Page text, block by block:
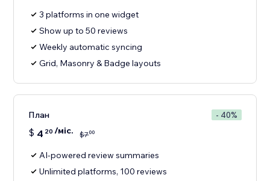
3 platforms in one widget
Show up to 50 reviews
Weekly automatic syncing
Grid, Masonry & Badge layouts
План - 40%
$ 4 20 /міс. $700
AI-powered review summaries
Unlimited platforms, 100 reviews